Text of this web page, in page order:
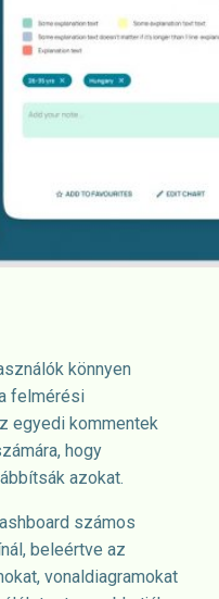
könnyen
felmérési
egyedi kommentek
hogy
azokat.
számos
beleértve az
vonaldiagramokat